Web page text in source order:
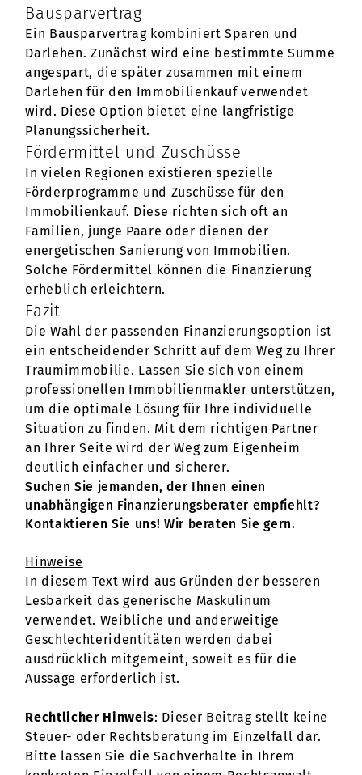
Bausparvertrag
Ein Bausparvertrag kombiniert Sparen und
Darlehen. Zunächst wird eine bestimmte Summe
angespart, die später zusammen mit einem
Darlehen für den Immobilienkauf verwendet
wird. Diese Option bietet eine langfristige
Planungssicherheit.
Fördermittel und Zuschüsse
In vielen Regionen existieren spezielle
Förderprogramme und Zuschüsse für den
Immobilienkauf. Diese richten sich oft an
Familien, junge Paare oder dienen der
energetischen Sanierung von Immobilien.
Solche Fördermittel können die Finanzierung
erheblich erleichtern.
Fazit
Die Wahl der passenden Finanzierungsoption ist
ein entscheidender Schritt auf dem Weg zu Ihrer
Traumimmobilie. Lassen Sie sich von einem
professionellen Immobilienmakler unterstützen,
um die optimale Lösung für Ihre individuelle
Situation zu finden. Mit dem richtigen Partner
an Ihrer Seite wird der Weg zum Eigenheim
deutlich einfacher und sicherer.
Suchen Sie jemanden, der Ihnen einen
unabhängigen Finanzierungsberater empfiehlt?
Kontaktieren Sie uns! Wir beraten Sie gern.
Hinweise
In diesem Text wird aus Gründen der besseren
Lesbarkeit das generische Maskulinum
verwendet. Weibliche und anderweitige
Geschlechteridentitäten werden dabei
ausdrücklich mitgemeint, soweit es für die
Aussage erforderlich ist.
Rechtlicher Hinweis: Dieser Beitrag stellt keine
Steuer- oder Rechtsberatung im Einzelfall dar.
Bitte lassen Sie die Sachverhalte in Ihrem